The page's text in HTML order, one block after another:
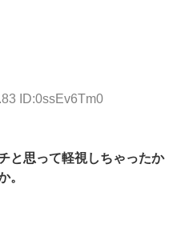
ID:0ssEv6Tm0
と思って軽視しちゃったか
。